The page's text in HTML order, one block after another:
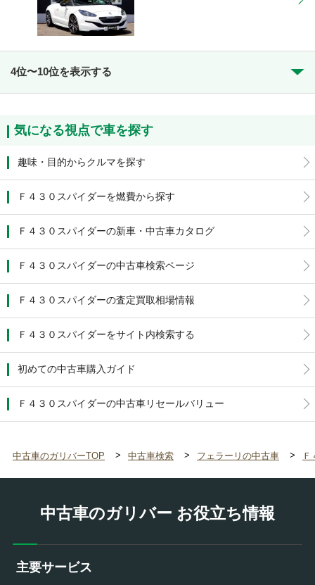
4位〜10位を表示する
気になる視点で車を探す
趣味・目的からクルマを探す
Ｆ４３０スパイダーを燃費から探す
Ｆ４３０スパイダーの新車・中古車カタログ
Ｆ４３０スパイダーの中古車検索ページ
Ｆ４３０スパイダーの査定買取相場情報
Ｆ４３０スパイダーをサイト内検索する
初めての中古車購入ガイド
Ｆ４３０スパイダーの中古車リセールバリュー
中古車のガリバーTOP 中古車検索 フェラーリの中古車
中古車のガリバー お役立ち情報
主要サービス